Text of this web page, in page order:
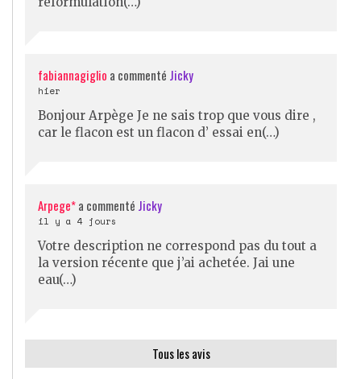
fabiannagiglio a commenté Jicky
hier
Bonjour Arpège Je ne sais trop que vous dire ,
car le flacon est un flacon d’ essai en(…)
Arpege*a commenté Jicky
il y a 4 jours
Votre description ne correspond pas du tout a
la version récente que j’ai achetée. Jai une
eau(…)
Tous les avis